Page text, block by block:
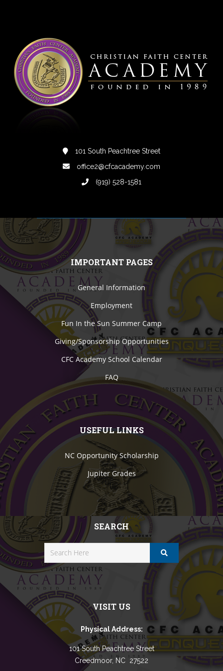
101 South Peachtree Street
office2@cfcacademy.com
(919) 528-1581
IMPORTANT PAGES
General Information
Employment
Fun In the Sun Summer Camp
Giving/Sponsorship Opportunities
CFC Academy School Calendar
FAQ
USEFUL LINKS
NC Opportunity Scholarship
Jupiter Grades
SEARCH
VISIT US
Physical Address:
101 South Peachtree Street
Creedmoor, NC 27522